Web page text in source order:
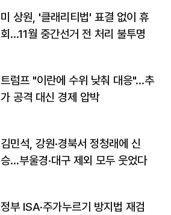
미 상원, '클래리티법' 표결 없이 휴
회…11월 중간선거 전 처리 불투명
트럼프 "이란에 수위 낮춰 대응"…추
가 공격 대신 경제 압박
김민석, 강원·경북서 정청래에 신
승…부울경·대구 제외 모두 웃었다
정부 ISA·주가누르기 방지법 재검